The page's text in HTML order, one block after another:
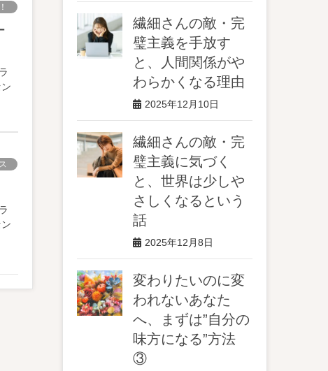
繊細さんの敵・完
璧主義を手放す
と、人間関係がや
わらかくなる理由
2025年12月10日
繊細さんの敵・完
璧主義に気づく
と、世界は少しや
さしくなるという
話
2025年12月8日
変わりたいのに変
われないあなた
へ、まずは”自分の
味方になる”方法
③